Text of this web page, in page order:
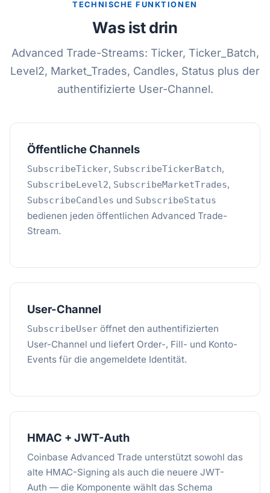
TECHNISCHE FUNKTIONEN
Was ist drin
Advanced Trade-Streams: Ticker, Ticker_Batch,
Level2, Market_Trades, Candles, Status plus der
authentifizierte User-Channel.
Öffentliche Channels
SubscribeTicker, SubscribeTickerBatch,
SubscribeLevel2, SubscribeMarketTrades,
SubscribeCandles und SubscribeStatus
bedienen jeden öffentlichen Advanced Trade-
Stream.
User-Channel
SubscribeUser öffnet den authentifizierten
User-Channel und liefert Order-, Fill- und Konto-
Events für die angemeldete Identität.
HMAC + JWT-Auth
Coinbase Advanced Trade unterstützt sowohl das
alte HMAC-Signing als auch die neuere JWT-
Auth — die Komponente wählt das Schema